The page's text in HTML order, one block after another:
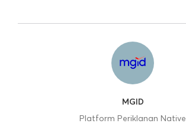
MGID
Platform Periklanan Native